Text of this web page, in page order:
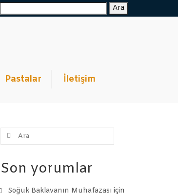
Ara: Ara
Pastalar İletişim
Şunu
Son yorumlar
Soğuk Baklavanın Muhafazası için